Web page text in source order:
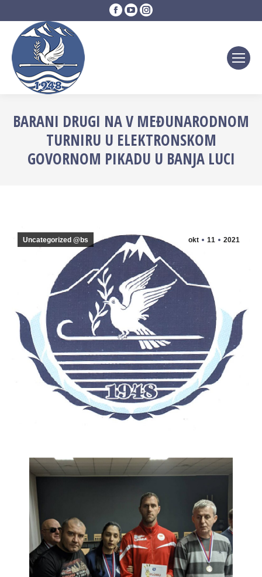
Facebook
page
YouTube
page
Instagram
page
BARANI DRUGI NA V MEĐUNARODNOM
TURNIRU U ELEKTRONSKOM
GOVORNOM PIKADU U BANJA LUCI
okt 11 2021
Uncategorized @bs